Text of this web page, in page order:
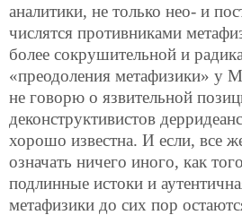
аналитики, не только нео- и
числятся противниками
более сокрушительной и
«преодоления метафизики» у
не говорю о язвительной
деконструктивистов
хорошо известна. И если, все
означать ничего иного, как
подлинные истоки и
метафизики до сих пор